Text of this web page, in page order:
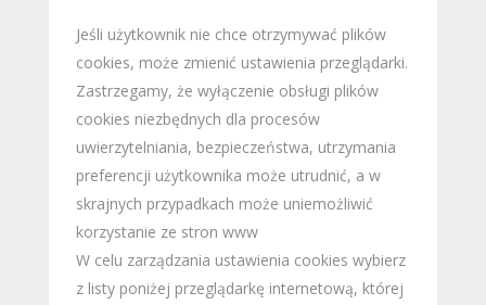
Jeśli użytkownik nie chce otrzymywać plików
cookies, może zmienić ustawienia przeglądarki.
Zastrzegamy, że wyłączenie obsługi plików
cookies niezbędnych dla procesów
uwierzytelniania, bezpieczeństwa, utrzymania
preferencji użytkownika może utrudnić, a w
skrajnych przypadkach może uniemożliwić
korzystanie ze stron www
W celu zarządzania ustawienia cookies wybierz
z listy poniżej przeglądarkę internetową, której